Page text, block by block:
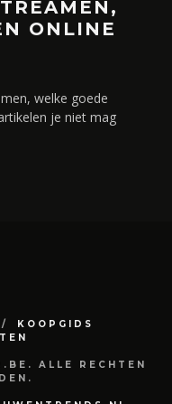
ONLINE
welke goede
je niet mag
KOOPGIDS
ALLE RECHTEN